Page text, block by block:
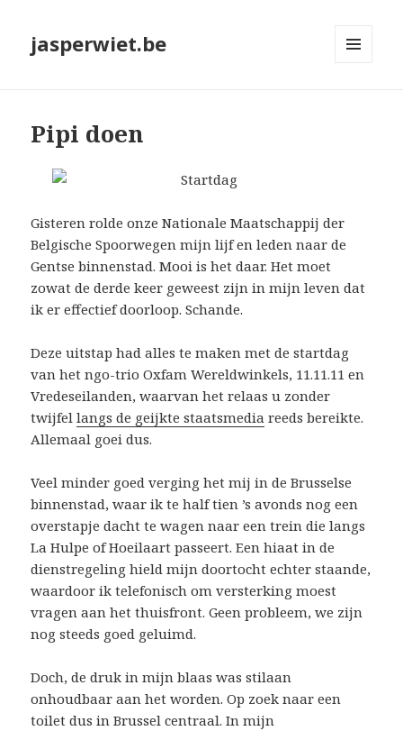
jasperwiet.be
Pipi doen
Gisteren rolde onze Nationale Maatschappij der
Belgische Spoorwegen mijn lijf en leden naar de
Gentse binnenstad. Mooi is het daar. Het moet
zowat de derde keer geweest zijn in mijn leven dat
ik er effectief doorloop. Schande.
Deze uitstap had alles te maken met de startdag
van het ngo-trio Oxfam Wereldwinkels, 11.11.11 en
Vredeseilanden, waarvan het relaas u zonder
twijfellangs de geijkte staatsmedia reeds bereikte.
Allemaal goei dus.
Veel minder goed verging het mij in de Brusselse
binnenstad, waar ik te half tien ’s avonds nog een
overstapje dacht te wagen naar een trein die langs
La Hulpe of Hoeilaart passeert. Een hiaat in de
dienstregeling hield mijn doortocht echter staande,
waardoor ik telefonisch om versterking moest
vragen aan het thuisfront. Geen probleem, we zijn
nog steeds goed geluimd.
Doch, de druk in mijn blaas was stilaan
onhoudbaar aan het worden. Op zoek naar een
toilet dus in Brussel centraal. In mijn